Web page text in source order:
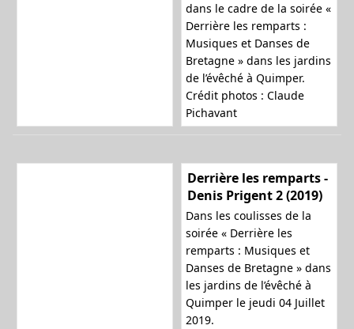
dans le cadre de la soirée «
Derrière les remparts :
Musiques et Danses de
Bretagne » dans les jardins
de l’évêché à Quimper.
Crédit photos : Claude
Pichavant
Derrière les remparts -
Denis Prigent 2 (2019)
Dans les coulisses de la
soirée « Derrière les
remparts : Musiques et
Danses de Bretagne » dans
les jardins de l’évêché à
Quimper le jeudi 04 Juillet
2019.